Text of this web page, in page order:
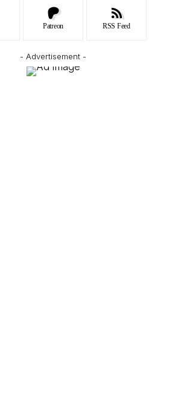
Patreon RSS Feed
- Advertisement -